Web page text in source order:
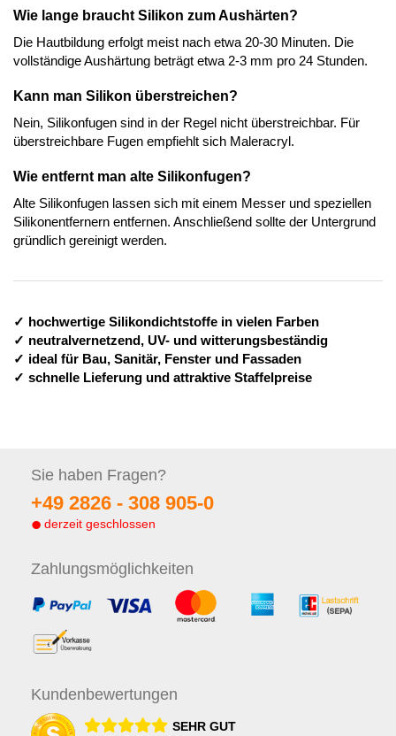
Wie lange braucht Silikon zum Aushärten?
Die Hautbildung erfolgt meist nach etwa 20-30 Minuten. Die
vollständige Aushärtung beträgt etwa 2-3 mm pro 24 Stunden.
Kann man Silikon überstreichen?
Nein, Silikonfugen sind in der Regel nicht überstreichbar. Für
überstreichbare Fugen empfiehlt sich Maleracryl.
Wie entfernt man alte Silikonfugen?
Alte Silikonfugen lassen sich mit einem Messer und speziellen
Silikonentfernern entfernen. Anschließend sollte der Untergrund
gründlich gereinigt werden.
✓ hochwertige Silikondichtstoffe in vielen Farben
✓ neutralvernetzend, UV- und witterungsbeständig
✓ ideal für Bau, Sanitär, Fenster und Fassaden
✓ schnelle Lieferung und attraktive Staffelpreise
Sie haben Fragen?
+49 2826 - 308 905-0
derzeit geschlossen
Zahlungsmöglichkeiten
Kundenbewertungen
SEHR GUT